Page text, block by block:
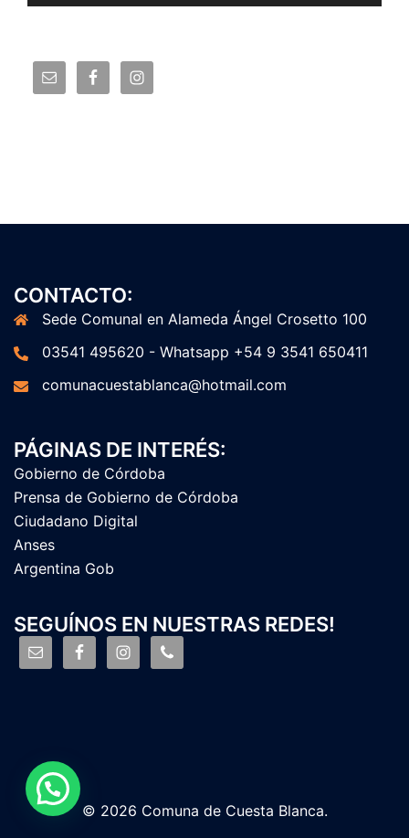
CONTACTO:
Sede Comunal en Alameda Ángel Crosetto 100
03541 495620 - Whatsapp +54 9 3541 650411
comunacuestablanca@hotmail.com
PÁGINAS DE INTERÉS:
Gobierno de Córdoba
Prensa de Gobierno de Córdoba
Ciudadano Digital
Anses
Argentina Gob
SEGUÍNOS EN NUESTRAS REDES!
© 2026 Comuna de Cuesta Blanca.